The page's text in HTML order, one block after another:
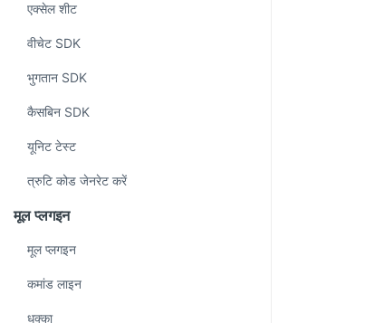
एक्सेल शीट
वीचेट SDK
भुगतान SDK
कैसबिन SDK
यूनिट टेस्ट
त्रुटि कोड जेनरेट करें
मूल प्लगइन
मूल प्लगइन
कमांड लाइन
धक्का